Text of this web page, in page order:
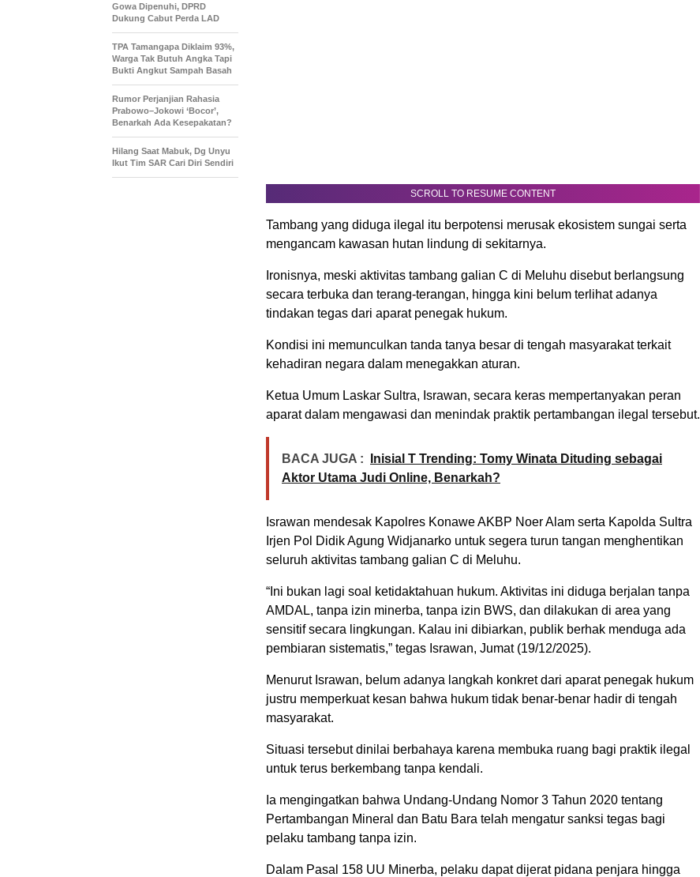
SCROLL TO RESUME CONTENT
Tambang yang diduga ilegal itu berpotensi merusak ekosistem sungai serta
mengancam kawasan hutan lindung di sekitarnya.
Ironisnya, meski aktivitas tambang galian C di Meluhu disebut berlangsung
secara terbuka dan terang-terangan, hingga kini belum terlihat adanya
tindakan tegas dari aparat penegak hukum.
Kondisi ini memunculkan tanda tanya besar di tengah masyarakat terkait
kehadiran negara dalam menegakkan aturan.
Ketua Umum Laskar Sultra, Israwan, secara keras mempertanyakan peran
aparat dalam mengawasi dan menindak praktik pertambangan ilegal tersebut.
BACA JUGA :
Inisial T Trending: Tomy Winata Dituding sebagai
Aktor Utama Judi Online, Benarkah?
Israwan mendesak Kapolres Konawe AKBP Noer Alam serta Kapolda Sultra
Irjen Pol Didik Agung Widjanarko untuk segera turun tangan menghentikan
seluruh aktivitas tambang galian C di Meluhu.
“Ini bukan lagi soal ketidaktahuan hukum. Aktivitas ini diduga berjalan tanpa
AMDAL, tanpa izin minerba, tanpa izin BWS, dan dilakukan di area yang
sensitif secara lingkungan. Kalau ini dibiarkan, publik berhak menduga ada
pembiaran sistematis,” tegas Israwan, Jumat (19/12/2025).
Menurut Israwan, belum adanya langkah konkret dari aparat penegak hukum
justru memperkuat kesan bahwa hukum tidak benar-benar hadir di tengah
masyarakat.
Situasi tersebut dinilai berbahaya karena membuka ruang bagi praktik ilegal
untuk terus berkembang tanpa kendali.
Ia mengingatkan bahwa Undang-Undang Nomor 3 Tahun 2020 tentang
Pertambangan Mineral dan Batu Bara telah mengatur sanksi tegas bagi
pelaku tambang tanpa izin.
Dalam Pasal 158 UU Minerba, pelaku dapat dijerat pidana penjara hingga
Gowa Dipenuhi, DPRD
Dukung Cabut Perda LAD
TPA Tamangapa Diklaim 93%,
Warga Tak Butuh Angka Tapi
Bukti Angkut Sampah Basah
Rumor Perjanjian Rahasia
Prabowo–Jokowi ‘Bocor’,
Benarkah Ada Kesepakatan?
Hilang Saat Mabuk, Dg Unyu
Ikut Tim SAR Cari Diri Sendiri